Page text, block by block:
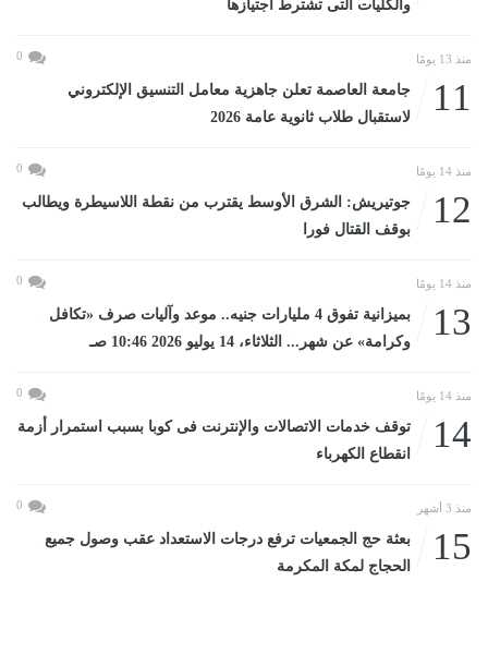
والكليات التى تشترط اجتيازها
منذ 13 يومًا 0
11
جامعة العاصمة تعلن جاهزية معامل التنسيق الإلكتروني
لاستقبال طلاب ثانوية عامة 2026
منذ 14 يومًا 0
12
جوتيريش: الشرق الأوسط يقترب من نقطة اللاسيطرة ويطالب
بوقف القتال فورا
منذ 14 يومًا 0
13
بميزانية تفوق 4 مليارات جنيه.. موعد وآليات صرف «تكافل
وكرامة» عن شهر... الثلاثاء، 14 يوليو 2026 10:46 صـ
منذ 14 يومًا 0
14
توقف خدمات الاتصالات والإنترنت فى كوبا بسبب استمرار أزمة
انقطاع الكهرباء
منذ 3 أشهر 0
15
بعثة حج الجمعيات ترفع درجات الاستعداد عقب وصول جميع
الحجاج لمكة المكرمة